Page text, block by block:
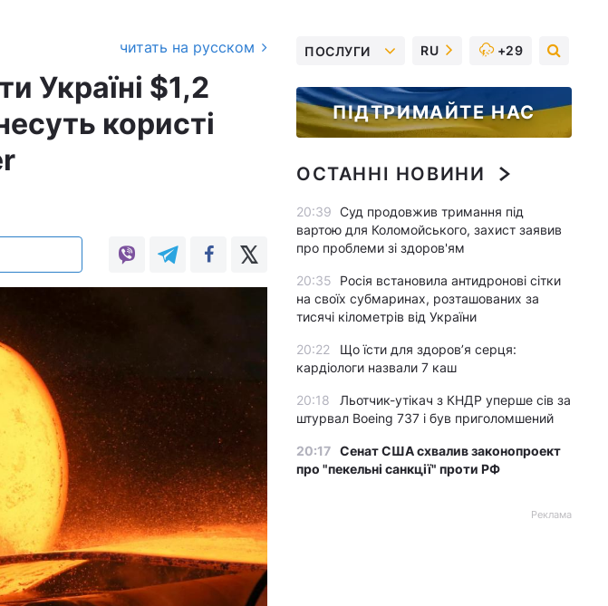
читать на русском
Україні $1,2
користі
ПОСЛУГИ RU +29
ПІДТРИМАЙТЕ НАС
ОСТАННІ НОВИНИ
20:39 Суд продовжив тримання під
вартою для Коломойського, захист заявив
про проблеми зі здоров'ям
20:35
Росія встановила антидронові сітки
на своїх субмаринах, розташованих за
тисячі кілометрів від України
20:22
Що їсти для здоров’я серця:
кардіологи назвали 7 каш
20:18
Льотчик-утікач з КНДР уперше сів за
штурвал Boeing 737 і був приголомшений
20:17 Сенат США схвалив законопроект
про "пекельні санкції" проти РФ
Реклама